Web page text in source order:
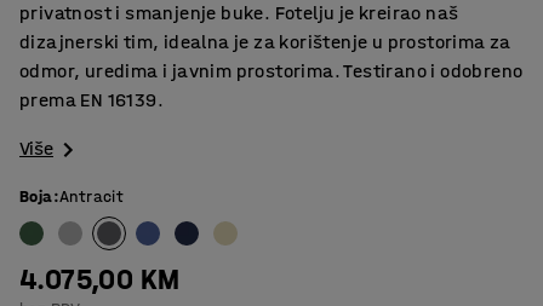
privatnost i smanjenje buke. Fotelju je kreirao naš
dizajnerski tim, idealna je za korištenje u prostorima za
odmor, uredima i javnim prostorima. Testirano i odobreno
prema EN 16139.
Više
Boja:Antracit
4.075,00 KM